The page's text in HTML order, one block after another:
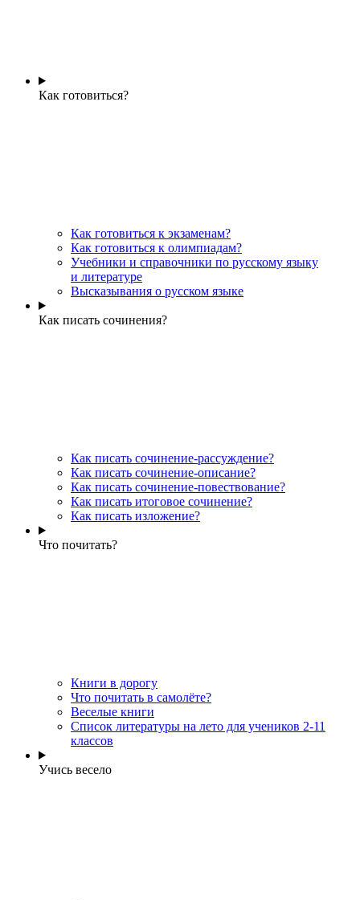
Как готовиться?
Как готовиться к экзаменам?
Как готовиться к олимпиадам?
Учебники и справочники по русскому языку
и литературе
Высказывания о русском языке
Как писать сочинения?
Как писать сочинение-рассуждение?
Как писать сочинение-описание?
Как писать сочинение-повествование?
Как писать итоговое сочинение?
Как писать изложение?
Что почитать?
Книги в дорогу
Что почитать в самолёте?
Веселые книги
Cписок литературы на лето для учеников 2-11
классов
Учись весело